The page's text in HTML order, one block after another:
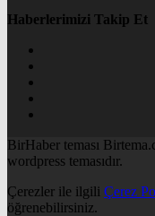
Haberlerimizi Takip Et
BirHaber teması
wordpress temasıdır.
Çerezler ile ilgili Çerez
öğrenebilirsiniz.